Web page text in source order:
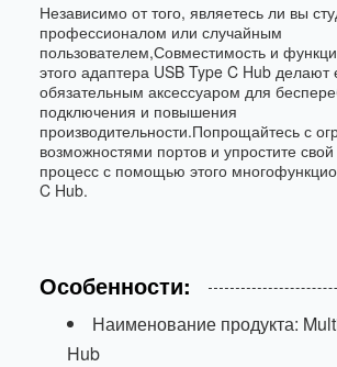
Независимо от того, являетесь ли вы
профессионалом или случайным
пользователем,Совместимость и
этого адаптера USB Type C Hub делают
обязательным аксессуаром для
подключения и повышения
производительности.Попрощайтесь с
возможностями портов и упростите
процесс с помощью этого
C Hub.
Особенности:
Наименование продукта:
Hub